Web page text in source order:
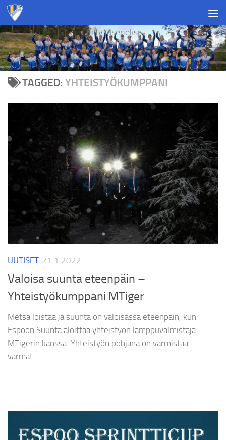
Skip to content
Liity jäseneksi
TAGGED: YHTEISTYÖKUMPPANI
UUTISET 21.1.2022
Valoisa suunta eteenpäin –
Yhteistyökumppani MTiger
Metsä loistaa ja suunta on valoisassa eteenpäin, kun
Espoon Suunta aloittaa yhteistyön lamppuvalmistaja
MTigerin kanssa. Yhteistyön pohjana on varmistaa
varmat...